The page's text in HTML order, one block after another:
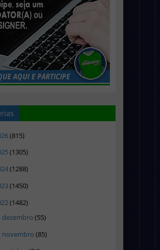
(815)
(1305)
(1288)
(1450)
(1482)
dezembro (55)
novembro (85)